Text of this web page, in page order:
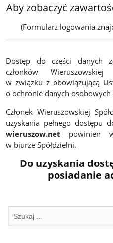
Aby zobaczyć
(Formularz logowania
Dostęp do części danych
członków Wieruszowskiej
w związku z obowiązującą
o ochronie danych osobowych
Członek Wieruszowskiej
uzyskania pełnego dostępu
wieruszow.net powinien
w biurze Spółdzielni.
Do uzyskania
posiadanie